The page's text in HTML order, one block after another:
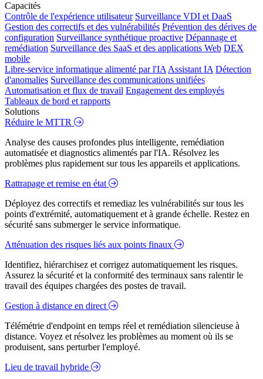
Capacités
Contrôle de l'expérience utilisateur Surveillance VDI et DaaS
Gestion des correctifs et des vulnérabilités Prévention des dérives de
configuration Surveillance synthétique proactive Dépannage et
remédiation Surveillance des SaaS et des applications Web DEX
mobile
Libre-service informatique alimenté par l'IA Assistant IA Détection
d'anomalies Surveillance des communications unifiées
Automatisation et flux de travail Engagement des employés
Tableaux de bord et rapports
Solutions
Réduire le MTTR
Analyse des causes profondes plus intelligente, remédiation
automatisée et diagnostics alimentés par l'IA. Résolvez les
problèmes plus rapidement sur tous les appareils et applications.
Rattrapage et remise en état
Déployez des correctifs et remediaz les vulnérabilités sur tous les
points d'extrémité, automatiquement et à grande échelle. Restez en
sécurité sans submerger le service informatique.
Atténuation des risques liés aux points finaux
Identifiez, hiérarchisez et corrigez automatiquement les risques.
Assurez la sécurité et la conformité des terminaux sans ralentir le
travail des équipes chargées des postes de travail.
Gestion à distance en direct
Télémétrie d'endpoint en temps réel et remédiation silencieuse à
distance. Voyez et résolvez les problèmes au moment où ils se
produisent, sans perturber l'employé.
Lieu de travail hybride